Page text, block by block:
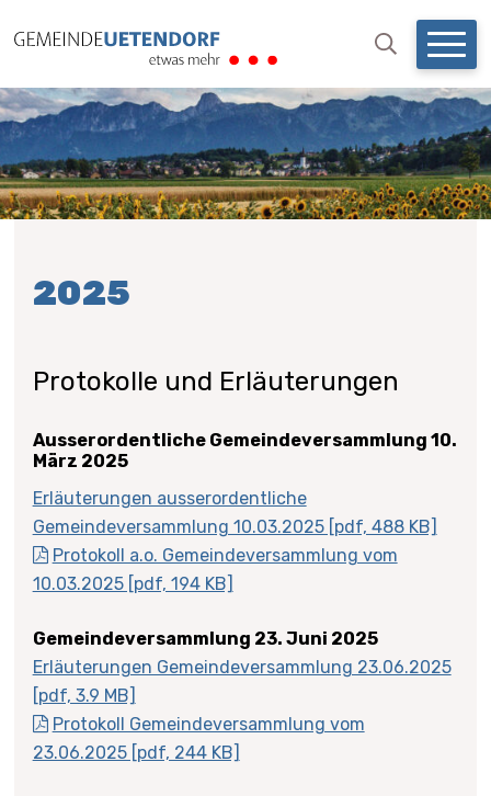
NAVIGIEREN IN
Suche starten
2025
Protokolle und Erläuterungen
Ausserordentliche Gemeindeversammlung 10.
März 2025
Erläuterungen ausserordentliche
Gemeindeversammlung 10.03.2025 [pdf, 488 KB]
Protokoll a.o. Gemeindeversammlung vom
10.03.2025 [pdf, 194 KB]
Gemeindeversammlung 23. Juni 2025
Erläuterungen Gemeindeversammlung 23.06.2025
[pdf, 3.9 MB]
Protokoll Gemeindeversammlung vom
23.06.2025 [pdf, 244 KB]